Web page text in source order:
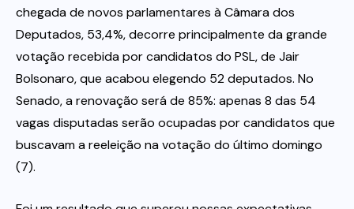
chegada de novos parlamentares à Câmara dos
Deputados, 53,4%, decorre principalmente da grande
votação recebida por candidatos do PSL, de Jair
Bolsonaro, que acabou elegendo 52 deputados. No
Senado, a renovação será de 85%: apenas 8 das 54
vagas disputadas serão ocupadas por candidatos que
buscavam a reeleição na votação do último domingo
(7).